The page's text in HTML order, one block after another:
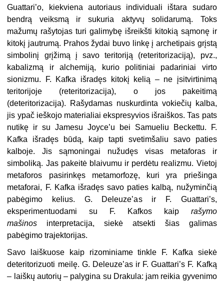
Guattari’o, kiekviena autoriaus individuali ištara sudaro
bendrą veiksmą ir sukuria aktyvų solidarumą. Toks
mažumų rašytojas turi galimybę išreikšti kitokią sąmonę ir
kitokį jautrumą. Prahos žydai buvo linkę į archetipais grįstą
simbolinį grįžimą į savo teritoriją (reteritorizaciją), pvz.,
kabalizmą ir alchemiją, kurio politiniai padariniai virto
sionizmu. F. Kafka išradęs kitokį kelią – ne įsitvirtinimą
teritorijoje (reteritorizacija), o jos pakeitimą
(deteritorizacija). Rašydamas nuskurdinta vokiečių kalba,
jis ypač ieškojo materialiai ekspresyvios išraiškos. Tas pats
nutikę ir su Jamesu Joyce’u bei Samueliu Beckettu. F.
Kafka išradęs būdą, kaip tapti svetimšaliu savo paties
kalboje. Jis sąmoningai nužudęs visas metaforas ir
simboliką. Jas pakeitė blaivumu ir perdėtu realizmu. Vietoj
metaforos pasirinkęs metamorfozę, kuri yra priešinga
metaforai, F. Kafka išradęs savo paties kalbą, nužyminčią
pabėgimo kelius. G. Deleuze’as ir F. Guattari’s,
eksperimentuodami su F. Kafkos kaip rašymo
mašinos interpretacija, siekė atsekti šias galimas
pabėgimo trajektorijas.
Savo laiškuose kaip rizominiame tinkle F. Kafka siekė
deteritorizuoti meilę. G. Deleuze’as ir F. Guattari’s F. Kafką
– laiškų autorių – palygina su Drakula: jam reikia gyvenimo